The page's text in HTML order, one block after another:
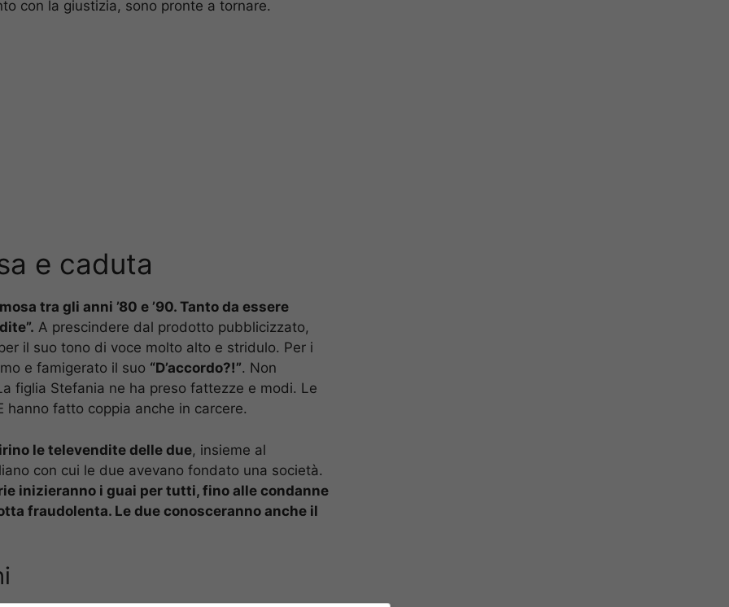
con la giustizia, sono pronte a tornare.
e caduta
tra gli anni ’80 e ’90. Tanto da essere
A prescindere dal prodotto pubblicizzato,
il suo tono di voce molto alto e stridulo. Per i
e famigerato il suo “D’accordo?!”. Non
figlia Stefania ne ha preso fattezze e modi. Le
hanno fatto coppia anche in carcere.
le televendite delle due, insieme al
con cui le due avevano fondato una società.
inizieranno i guai per tutti, fino alle condanne
fraudolenta. Le due conosceranno anche il